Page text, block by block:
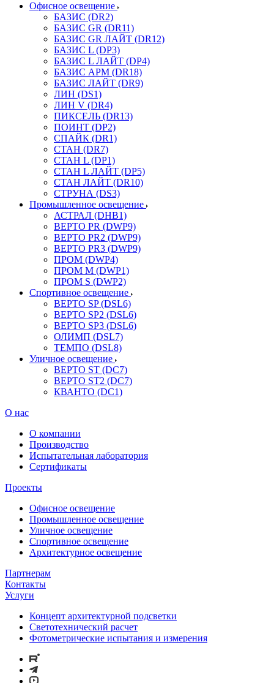
Офисное освещение
БАЗИС (DR2)
БАЗИС GR (DR11)
БАЗИС GR ЛАЙТ (DR12)
БАЗИС L (DP3)
БАЗИС L ЛАЙТ (DP4)
БАЗИС АРМ (DR18)
БАЗИС ЛАЙТ (DR9)
ЛИН (DS1)
ЛИН V (DR4)
ПИКСЕЛЬ (DR13)
ПОИНТ (DP2)
СПАЙК (DR1)
СТАН (DR7)
СТАН L (DP1)
СТАН L ЛАЙТ (DP5)
СТАН ЛАЙТ (DR10)
СТРУНА (DS3)
Промышленное освещение
АСТРАЛ (DHB1)
ВЕРТО PR (DWP9)
ВЕРТО PR2 (DWP9)
ВЕРТО PR3 (DWP9)
ПРОМ (DWP4)
ПРОМ M (DWP1)
ПРОМ S (DWP2)
Спортивное освещение
ВЕРТО SP (DSL6)
ВЕРТО SP2 (DSL6)
ВЕРТО SP3 (DSL6)
ОЛИМП (DSL7)
ТЕМПО (DSL8)
Уличное освещение
ВЕРТО ST (DC7)
ВЕРТО ST2 (DC7)
КВАНТО (DC1)
О нас
О компании
Производство
Испытательная лаборатория
Сертификаты
Проекты
Офисное освещение
Промышленное освещение
Уличное освещение
Спортивное освещение
Архитектурное освещение
Партнерам
Контакты
Услуги
Концепт архитектурной подсветки
Светотехнический расчет
Фотометрические испытания и измерения